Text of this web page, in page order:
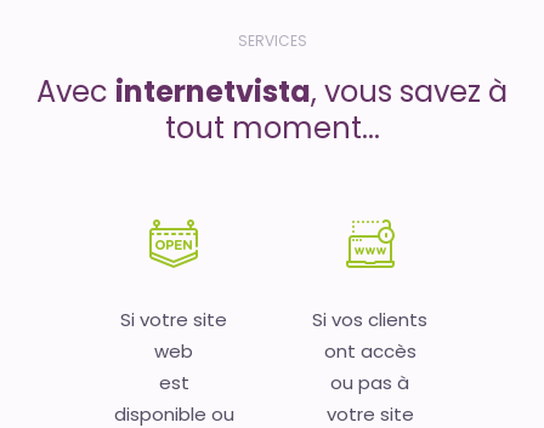
SERVICES
Avec internetvista, vous savez à
tout moment...
Si votre site
web
est
disponible ou
Si vos clients
ont accès
ou pas à
votre site